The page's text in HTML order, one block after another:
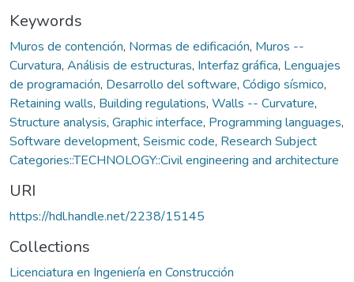
Keywords
Muros de contención, Normas de edificación, Muros --
Curvatura, Análisis de estructuras, Interfaz gráfica, Lenguajes
de programación, Desarrollo del software, Código sísmico,
Retaining walls, Building regulations, Walls -- Curvature,
Structure analysis, Graphic interface, Programming languages,
Software development, Seismic code, Research Subject
Categories::TECHNOLOGY::Civil engineering and architecture
URI
https://hdl.handle.net/2238/15145
Collections
Licenciatura en Ingeniería en Construcción